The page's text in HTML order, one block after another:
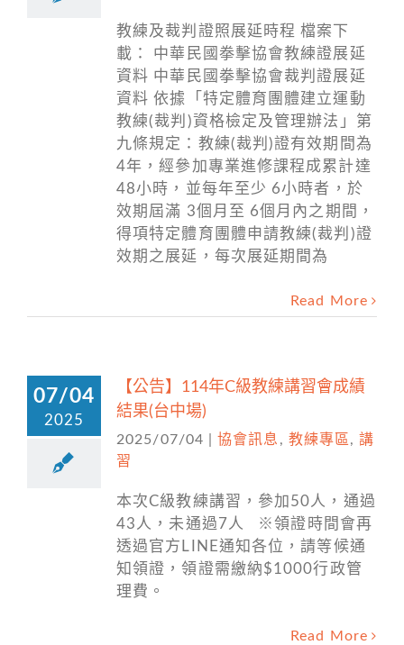
教練及裁判證照展延時程 檔案下
載： 中華民國拳擊協會教練證展延
資料 中華民國拳擊協會裁判證展延
資料 依據「特定體育團體建立運動
教練(裁判)資格檢定及管理辦法」第
九條規定：教練(裁判)證有效期間為
4年，經參加專業進修課程成累計達
48小時，並每年至少 6小時者，於
效期屆滿 3個月至 6個月內之期間，
得項特定體育團體申請教練(裁判)證
效期之展延，每次展延期間為
Read More
07/04
2025
【公告】114年C級教練講習會成績
結果(台中場)
2025/07/04 協會訊息 , 教練專區,講
習
本次C級教練講習，參加50人，通過
43人，未通過7人 ※領證時間會再
透過官方LINE通知各位，請等候通
知領證，領證需繳納$1000行政管
理費。
Read More